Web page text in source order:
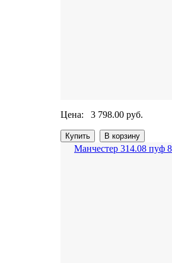
Цена: 3 798.00 руб.
Манчестер 314.08 пуф